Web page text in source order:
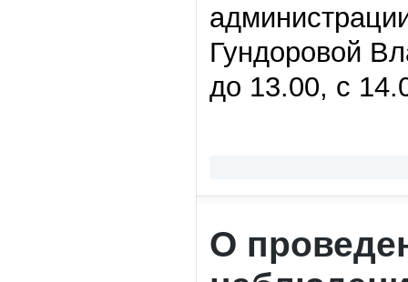
Гундоровой
до 13.00, с
О